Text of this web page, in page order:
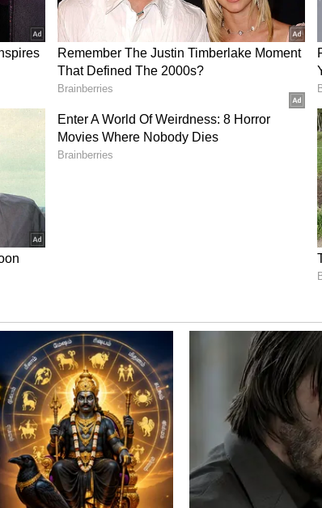
வாயை மூடவில்லை என்றால் அடுத்த
செய்வேன் என்றும் ஓபிஎஸ் தொடர்பாக
மாட்டோம் என எச்சரித்தார். இந்த
பரபரப்பை ஏற்படுத்தியது.
திமுக ரௌடிகள் தம்பிகள் மீது
வெடிக்கும் சீமான்